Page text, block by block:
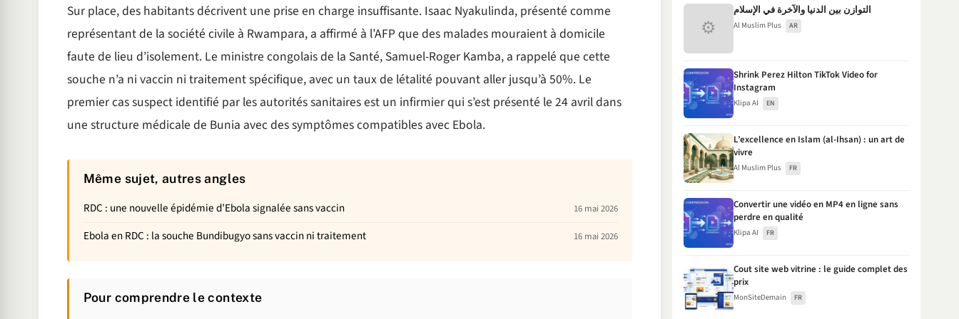
Sur place, des habitants décrivent une prise en charge insuffisante. Isaac Nyakulinda, présenté comme
représentant de la société civile à Rwampara, a affirmé à l’AFP que des malades mouraient à domicile
faute de lieu d’isolement. Le ministre congolais de la Santé, Samuel-Roger Kamba, a rappelé que cette
souche n’a ni vaccin ni traitement spécifique, avec un taux de létalité pouvant aller jusqu’à 50%. Le
premier cas suspect identifié par les autorités sanitaires est un infirmier qui s’est présenté le 24 avril dans
une structure médicale de Bunia avec des symptômes compatibles avec Ebola.
Même sujet, autres angles
RDC : une nouvelle épidémie d’Ebola signalée sans vaccin 16 mai 2026
Ebola en RDC : la souche Bundibugyo sans vaccin ni traitement 16 mai 2026
Pour comprendre le contexte
⚙
التوازن بين الدنيا والآخرة في الإسلام
Al Muslim Plus AR
Shrink Perez Hilton TikTok Video for
Instagram
Klipa AI EN
L’excellence en Islam (al-Ihsan) : un art de
vivre
Al Muslim Plus FR
Convertir une vidéo en MP4 en ligne sans
perdre en qualité
Klipa AI FR
Cout site web vitrine : le guide complet des
prix
MonSiteDemain FR